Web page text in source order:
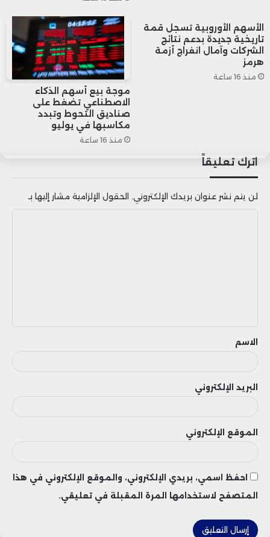
إس إس إي موروكو آل-ليكيد” صعودًا بنسبة
0,43٪ ليغلق عند 16.547,37 نقطة.
الأسهم الأوروبية تسجل قمة
تاريخية جديدة بدعم نتائج
الشركات وآمال انفراج أزمة
هرمز
منذ 16 ساعة
موجة بيع أسهم الذكاء
الاصطناعي تضغط على
صناديق التحوط وتبدد
مكاسبها في يوليو
منذ 16 ساعة
اترك تعليقاً
لن يتم نشر عنوان بريدك الإلكتروني. الحقول الإلزامية مشار إليها بـ
ق
الاسم
البريد الإلكتروني
الموقع الإلكتروني
احفظ اسمي، بريدي الإلكتروني، والموقع الإلكتروني في هذا
المتصفح لاستخدامها المرة المقبلة في تعليقي.